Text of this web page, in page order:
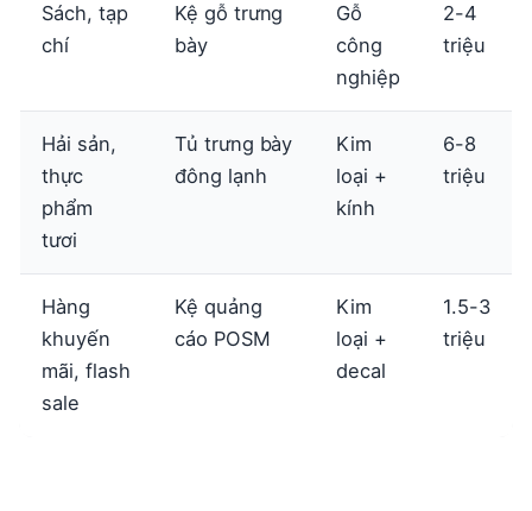
Sách, tạp
chí
Kệ gỗ trưng
bày
Gỗ
công
nghiệp
2-4
triệu
Hải sản,
thực
phẩm
tươi
Tủ trưng bày
đông lạnh
Kim
loại +
kính
6-8
triệu
Hàng
khuyến
mãi, flash
sale
Kệ quảng
cáo POSM
Kim
loại +
decal
1.5-3
triệu